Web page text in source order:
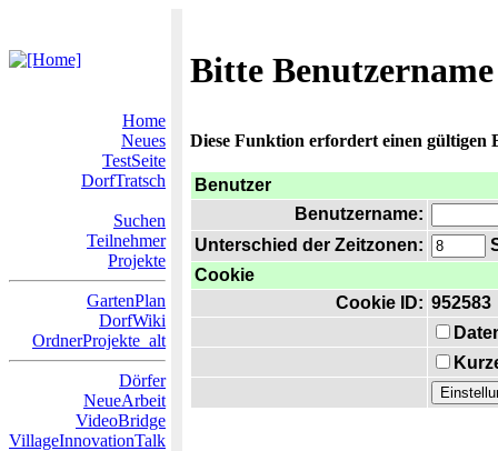
Bitte
Home
Neues
TestSeite
DorfTratsch
Suchen
Teilnehmer
Projekte
GartenPlan
DorfWiki
OrdnerProjekte_alt
Dörfer
NeueArbeit
VideoBridge
VillageInnovationTalk
Diese Funktion erfordert einen gültigen
Benutzer
Benutzername:
Unterschied der Zeitzonen:
Cookie
Cookie ID: 952583